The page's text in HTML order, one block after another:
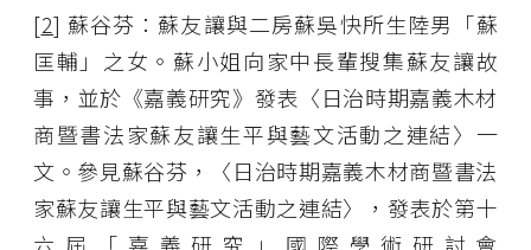
[2] 蘇谷芬：蘇友讓與二房蘇吳快所生陸男「蘇
匡輔」之女。蘇小姐向家中長輩搜集蘇友讓故
事，並於《嘉義研究》發表〈日治時期嘉義木材
商暨書法家蘇友讓生平與藝文活動之連結〉一
文。參見蘇谷芬，〈日治時期嘉義木材商暨書法
家蘇友讓生平與藝文活動之連結〉，發表於第十